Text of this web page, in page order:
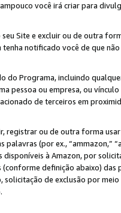
você irá criar para
Site e excluir ou de outra
notificado você de que
do Programa, incluindo
pessoa ou empresa, ou
de terceiros em
registrar ou de outra forma
(por ex., “ammazon,”
à Amazon, por
definição abaixo)
de exclusão por